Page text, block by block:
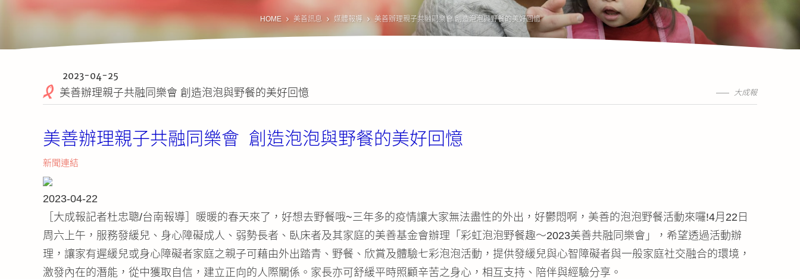
導
覽
HOME 美善訊息 媒體報導 美善辦理親子共融同樂會 創造泡泡與野餐的美好回憶
大成報
2023-04-25
美善辦理親子共融同樂會 創造泡泡與野餐的美好回憶
美善辦理親子共融同樂會 創造泡泡與野餐的美好回憶
新聞連結
2023-04-22
［大成報記者杜忠聰/台南報導］暖暖的春天來了，好想去野餐哦~三年多的疫情讓大家無法盡性的外出，好鬱悶啊，美善的泡泡野餐活動來囉!4月22日
周六上午，服務發緩兒、身心障礙成人、弱勢長者、臥床者及其家庭的美善基金會辦理「彩虹泡泡野餐趣～2023美善共融同樂會」，希望透過活動辦
理，讓家有遲緩兒或身心障礙者家庭之親子可藉由外出踏青、野餐、欣賞及體驗七彩泡泡活動，提供發緩兒與心智障礙者與一般家庭社交融合的環境，
激發內在的潛能，從中獲取自信，建立正向的人際關係。家長亦可舒緩平時照顧辛苦之身心，相互支持、陪伴與經驗分享。